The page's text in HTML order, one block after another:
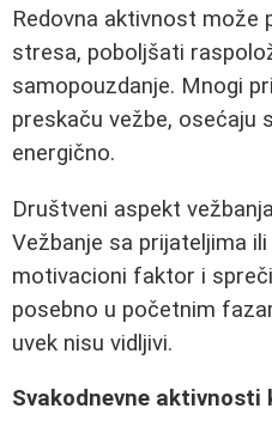
Redovna aktivnost može
stresa, poboljšati
samopouzdanje. Mnogi
preskaču vežbe, osećaju
energično.
Društveni aspekt
Vežbanje sa prijateljima
motivacioni faktor i
posebno u početnim
uvek nisu vidljivi.
Svakodnevne aktivnosti